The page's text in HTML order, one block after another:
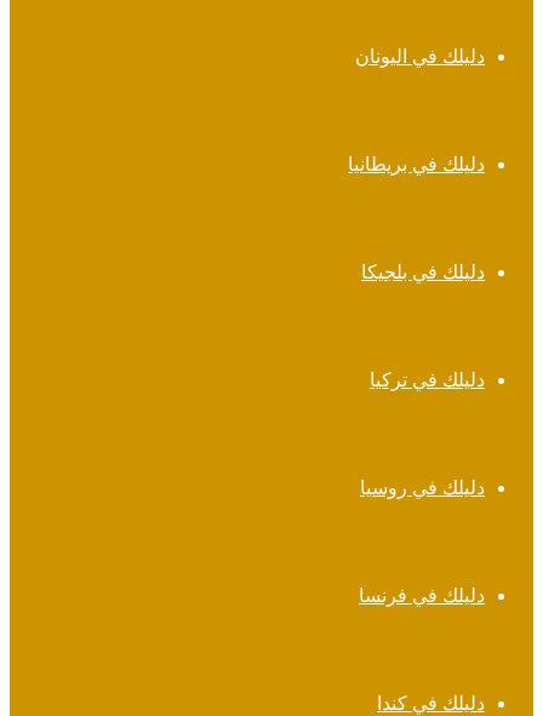
دليلك في اليونان
دليلك في بريطانيا
دليلك في بلجيكا
دليلك في تركيا
دليلك في روسيا
دليلك في فرنسا
دليلك في كندا